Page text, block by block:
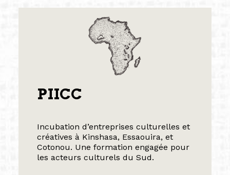
PIICC
Incubation d’entreprises culturelles et
créatives à Kinshasa, Essaouira, et
Cotonou. Une formation engagée pour
les acteurs culturels du Sud.